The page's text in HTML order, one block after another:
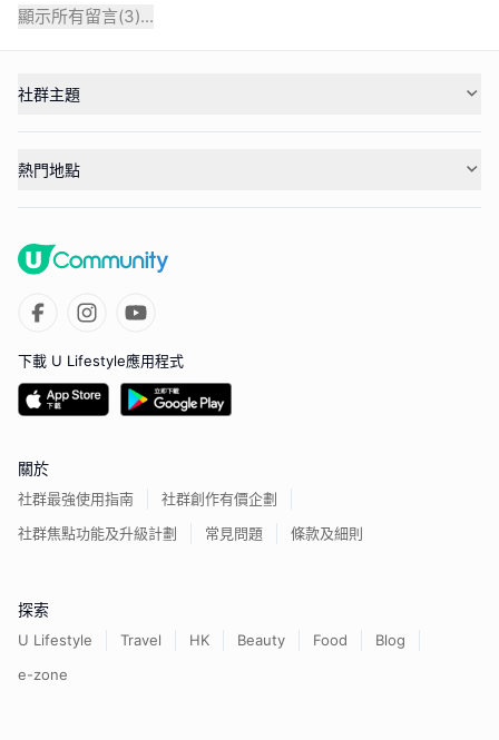
顯示所有留言(3)...
社群主題
熱門地點
下載 U Lifestyle應用程式
關於
社群最強使用指南
社群創作有價企劃
社群焦點功能及升級計劃
常見問題 條款及細則
探索
U Lifestyle Travel HK Beauty Food
Blog
e-zone